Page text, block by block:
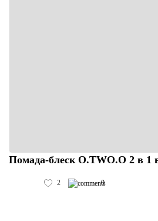
Помада-блеск O.TWO.O 2 в 1
2 0